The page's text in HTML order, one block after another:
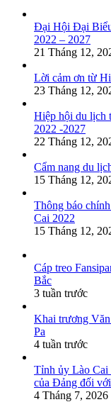
Đại Hội Đại
2022 – 2027
21 Tháng 12,
Lời cảm ơn từ
23 Tháng 12,
Hiệp hội du lịch
2022 -2027
22 Tháng 12,
Cẩm nang du
15 Tháng 12,
Thông báo
Cai 2022
15 Tháng 12,
Cáp treo
Bắc
3 tuần trước
Khai trương
Pa
4 tuần trước
Tỉnh ủy Lào Cai
của Đảng đối
4 Tháng 7, 2026